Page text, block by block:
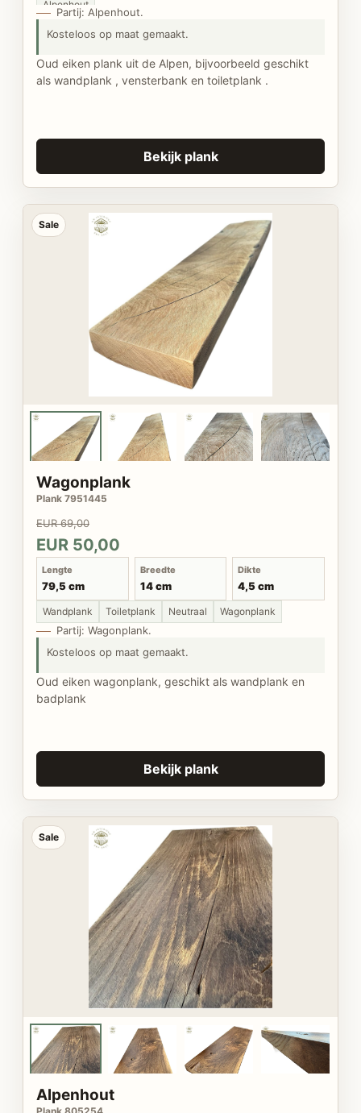
Alpenhout
Partij: Alpenhout.
Kosteloos op maat gemaakt.
Oud eiken plank uit de Alpen, bijvoorbeeld geschikt
als wandplank , vensterbank en toiletplank .
Bekijk plank
Sale
Wagonplank
Plank 7951445
EUR 69,00
EUR 50,00
Lengte
79,5 cm
Breedte
14 cm
Dikte
4,5 cm
Wandplank Toiletplank Neutraal Wagonplank
Partij: Wagonplank.
Kosteloos op maat gemaakt.
Oud eiken wagonplank, geschikt als wandplank en
badplank
Bekijk plank
Sale
Alpenhout